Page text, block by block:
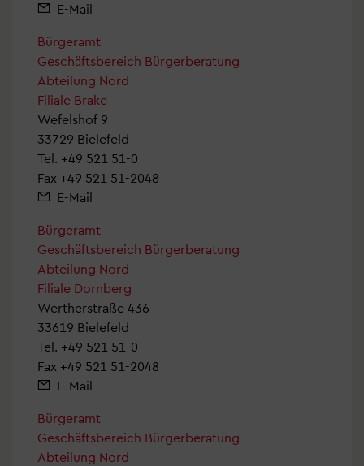
E-Mail
Bürgeramt
Geschäftsbereich Bürgerberatung
Abteilung Nord
Filiale Brake
Wefelshof 9
33729 Bielefeld
Tel. +49 521 51-0
Fax +49 521 51-2048
E-Mail
Bürgeramt
Geschäftsbereich Bürgerberatung
Abteilung Nord
Filiale Dornberg
Wertherstraße 436
33619 Bielefeld
Tel. +49 521 51-0
Fax +49 521 51-2048
E-Mail
Bürgeramt
Geschäftsbereich Bürgerberatung
Abteilung Nord